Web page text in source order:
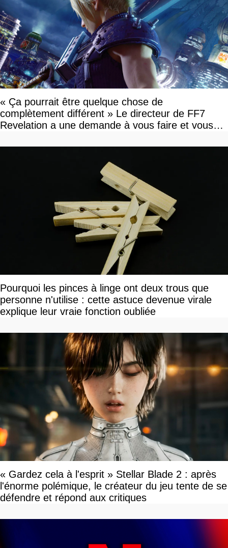
« Ça pourrait être quelque chose de
complètement différent » Le directeur de FF7
Revelation a une demande à vous faire et vous
Pourquoi les pinces à linge ont deux trous que
personne n'utilise : cette astuce devenue virale
explique leur vraie fonction oubliée
« Gardez cela à l'esprit » Stellar Blade 2 : après
l'énorme polémique, le créateur du jeu tente de se
défendre et répond aux critiques